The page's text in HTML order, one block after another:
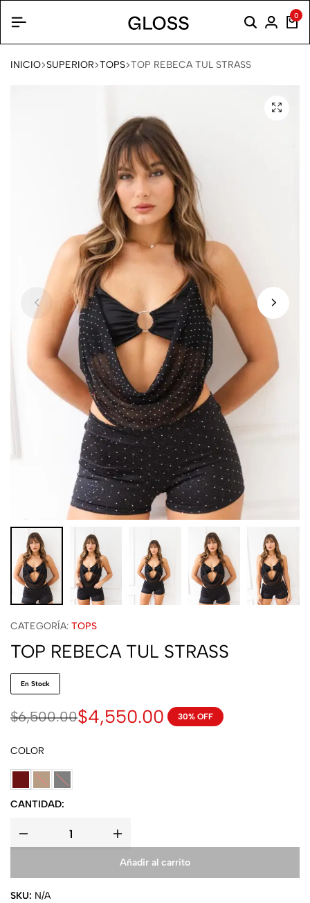
0
INICIO SUPERIOR TOPS TOP REBECA TUL STRASS
CATEGORÍA: TOPS
TOP REBECA TUL STRASS
En Stock
$6,500.00$4,550.00 30% OFF
COLOR
CANTIDAD:
Añadir al carrito
SKU: N/A